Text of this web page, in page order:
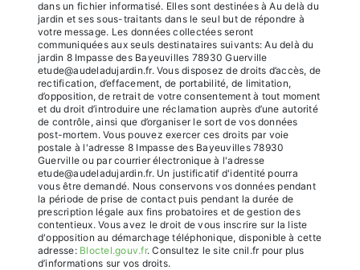
dans un fichier informatisé. Elles sont destinées à Au delà du
jardin et ses sous-traitants dans le seul but de répondre à
votre message. Les données collectées seront
communiquées aux seuls destinataires suivants: Au delà du
jardin 8 Impasse des Bayeuvilles 78930 Guerville
etude@audeladujardin.fr. Vous disposez de droits d’accès, de
rectification, d’effacement, de portabilité, de limitation,
d’opposition, de retrait de votre consentement à tout moment
et du droit d’introduire une réclamation auprès d’une autorité
de contrôle, ainsi que d’organiser le sort de vos données
post-mortem. Vous pouvez exercer ces droits par voie
postale à l'adresse 8 Impasse des Bayeuvilles 78930
Guerville ou par courrier électronique à l'adresse
etude@audeladujardin.fr. Un justificatif d'identité pourra
vous être demandé. Nous conservons vos données pendant
la période de prise de contact puis pendant la durée de
prescription légale aux fins probatoires et de gestion des
contentieux. Vous avez le droit de vous inscrire sur la liste
d'opposition au démarchage téléphonique, disponible à cette
adresse: Bloctel.gouv.fr. Consultez le site cnil.fr pour plus
d’informations sur vos droits.